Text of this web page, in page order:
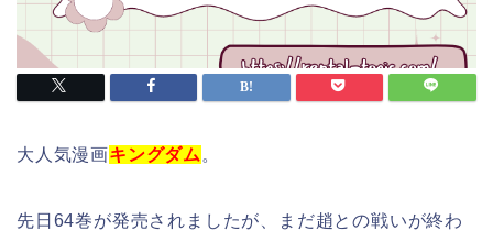
大人気漫画キングダム 。
先日64巻が発売されましたが、まだ趙との戦いが終わ